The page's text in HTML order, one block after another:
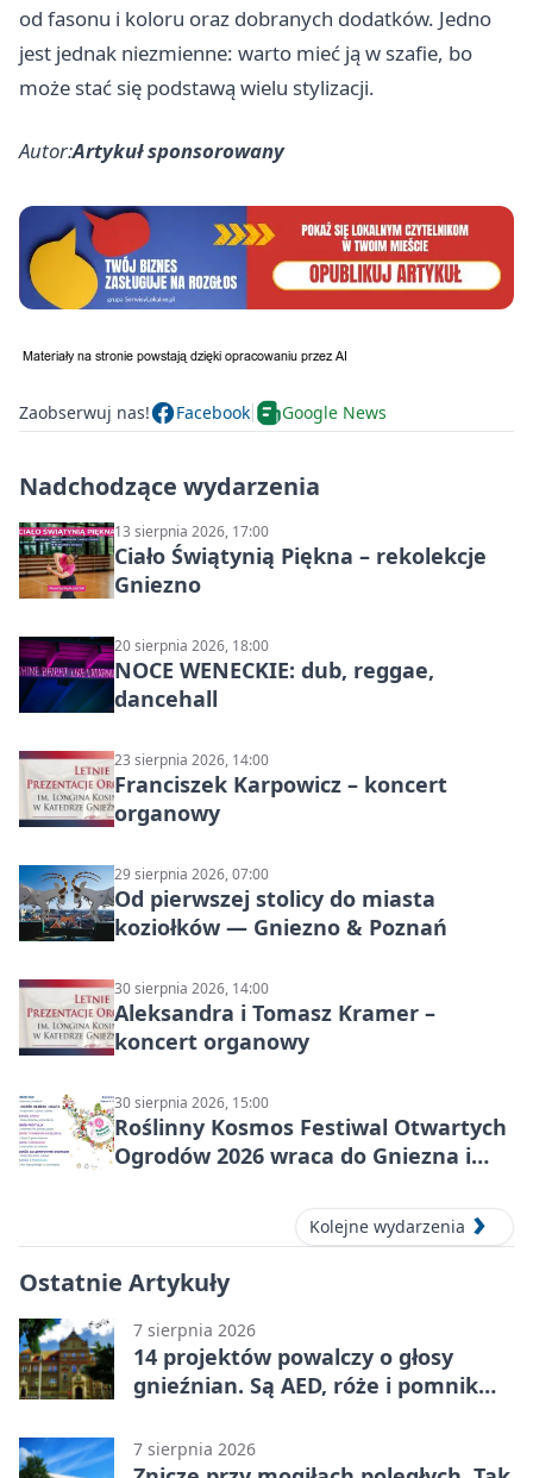
od fasonu i koloru oraz dobranych dodatków. Jedno
jest jednak niezmienne: warto mieć ją w szafie, bo
może stać się podstawą wielu stylizacji.
Autor:Artykuł sponsorowany
Zaobserwuj nas! Facebook Google News
Nadchodzące wydarzenia
13 sierpnia 2026, 17:00
Ciało Świątynią Piękna – rekolekcje
Gniezno
20 sierpnia 2026, 18:00
NOCE WENECKIE: dub, reggae,
dancehall
23 sierpnia 2026, 14:00
Franciszek Karpowicz – koncert
organowy
29 sierpnia 2026, 07:00
Od pierwszej stolicy do miasta
koziołków — Gniezno & Poznań
30 sierpnia 2026, 14:00
Aleksandra i Tomasz Kramer –
koncert organowy
30 sierpnia 2026, 15:00
Roślinny Kosmos Festiwal Otwartych
Ogrodów 2026 wraca do Gniezna i
Kolejne wydarzenia
Ostatnie Artykuły
7 sierpnia 2026
14 projektów powalczy o głosy
gnieźnian. Są AED, róże i pomnik
7 sierpnia 2026